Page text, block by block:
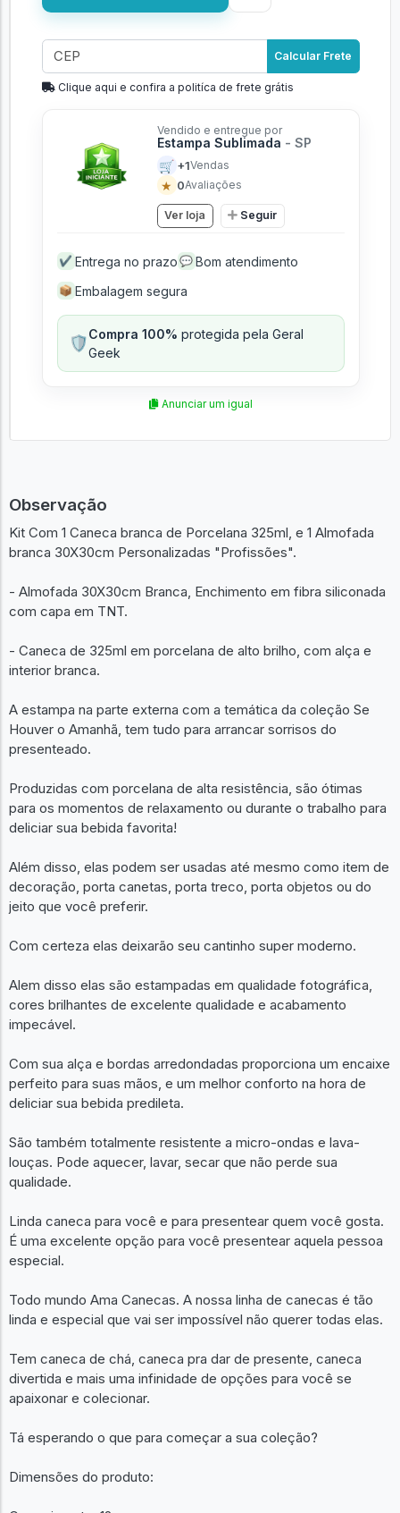
Calcular Frete
Clique aqui e confira a politíca de frete grátis
Vendido e entregue por
Estampa Sublimada - SP
🛒 +1Vendas
★ 0Avaliações
Ver loja Seguir
✔ Entrega no prazo 💬 Bom atendimento
📦 Embalagem segura
🛡️Compra 100% protegida pela Geral
Geek
Anunciar um igual
Observação
Kit Com 1 Caneca branca de Porcelana 325ml, e 1 Almofada
branca 30X30cm Personalizadas "Profissões".
- Almofada 30X30cm Branca, Enchimento em fibra siliconada
com capa em TNT.
- Caneca de 325ml em porcelana de alto brilho, com alça e
interior branca.
A estampa na parte externa com a temática da coleção Se
Houver o Amanhã, tem tudo para arrancar sorrisos do
presenteado.
Produzidas com porcelana de alta resistência, são ótimas
para os momentos de relaxamento ou durante o trabalho para
deliciar sua bebida favorita!
Além disso, elas podem ser usadas até mesmo como item de
decoração, porta canetas, porta treco, porta objetos ou do
jeito que você preferir.
Com certeza elas deixarão seu cantinho super moderno.
Alem disso elas são estampadas em qualidade fotográfica,
cores brilhantes de excelente qualidade e acabamento
impecável.
Com sua alça e bordas arredondadas proporciona um encaixe
perfeito para suas mãos, e um melhor conforto na hora de
deliciar sua bebida predileta.
São também totalmente resistente a micro-ondas e lava-
louças. Pode aquecer, lavar, secar que não perde sua
qualidade.
Linda caneca para você e para presentear quem você gosta.
É uma excelente opção para você presentear aquela pessoa
especial.
Todo mundo Ama Canecas. A nossa linha de canecas é tão
linda e especial que vai ser impossível não querer todas elas.
Tem caneca de chá, caneca pra dar de presente, caneca
divertida e mais uma infinidade de opções para você se
apaixonar e colecionar.
Tá esperando o que para começar a sua coleção?
Dimensões do produto: